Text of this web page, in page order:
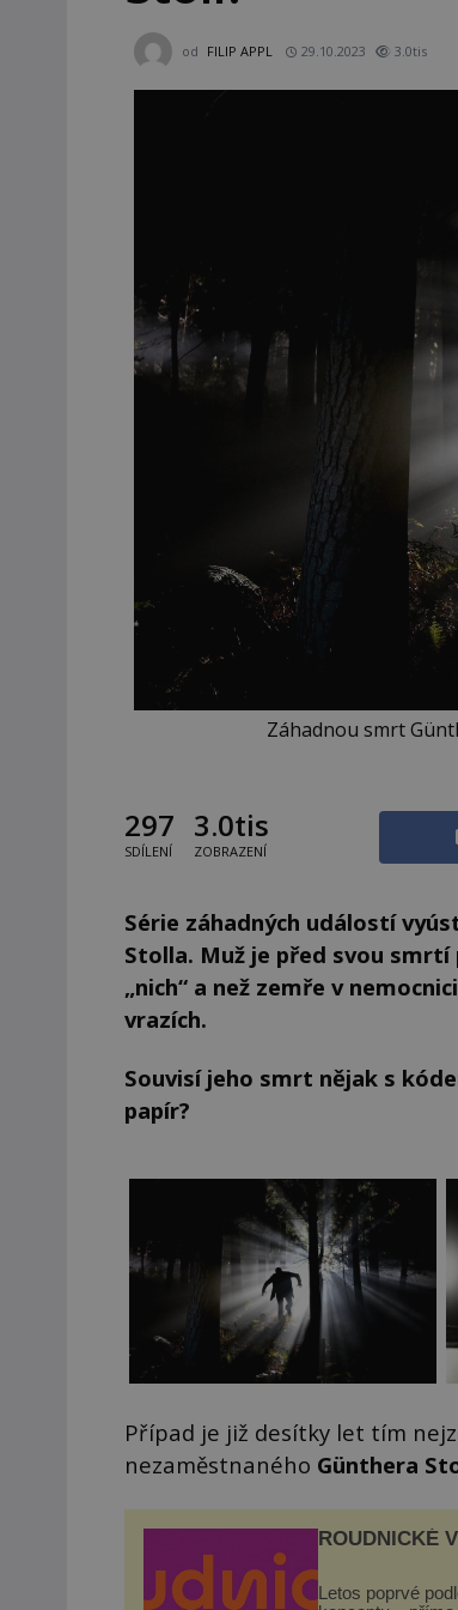
od FILIP APPL 29.10.2023 3.0tis
Záhadnou smrt
297
SDÍLENÍ
3.0tis
ZOBRAZENÍ
Série záhadných událostí
Stolla. Muž je před svou
„nich“ a než zemře v
vrazích.
Souvisí jeho smrt nějak s
papír?
Případ je již desítky let tím
nezaměstnaného Günthera
ROUDNICKÉ
Letos poprvé